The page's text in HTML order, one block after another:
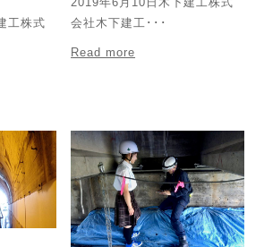
工株式
会社木下建工･･･
Read more